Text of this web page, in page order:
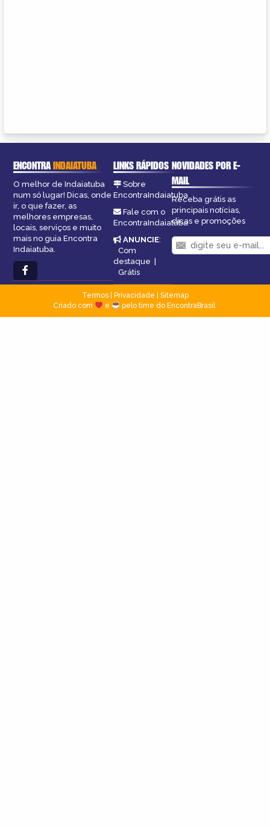
ENCONTRAINDAIATUBA
O melhor de Indaiatuba
num só lugar! Dicas, onde
ir, o que fazer, as
melhores empresas,
locais, serviços e muito
mais no guia Encontra
Indaiatuba.
LINKS RÁPIDOS
Sobre
EncontraIndaiatuba
Fale com o
EncontraIndaiatuba
ANUNCIE:
Com
destaque |
Grátis
NOVIDADES POR E-
MAIL
Receba grátis as
principais notícias,
dicas e promoções
Termos| Privacidade
Sitemap
Criado com
e pelo time do EncontraBrasil